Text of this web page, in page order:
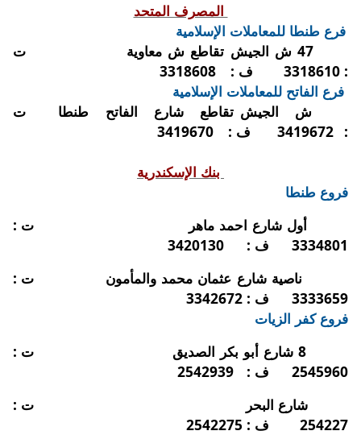
المصرف المتحد
فرع طنطا للمعاملات الإسلامية
47 ش الجيش تقاطع ش معاوية
ت
:
3318610 ف :
3318608
فرع الفاتح للمعاملات الإسلامية
ش
الجيش تقاطع شارع الفاتح طنطا
ت
:
3419672 ف : 3419670
بنك الإسكندرية
فروع طنطا
أول شارع احمد ماهر
ت :
3334801
ف :
3420130
ناصية شارع عثمان محمد والمأمون
ت :
3333659
ف : 3342672
فروع كفر الزيات
8 شارع أبو بكر الصديق
ت :
2545960
ف :
2542939
شارع البحر
ت :
254227
ف : 2542275